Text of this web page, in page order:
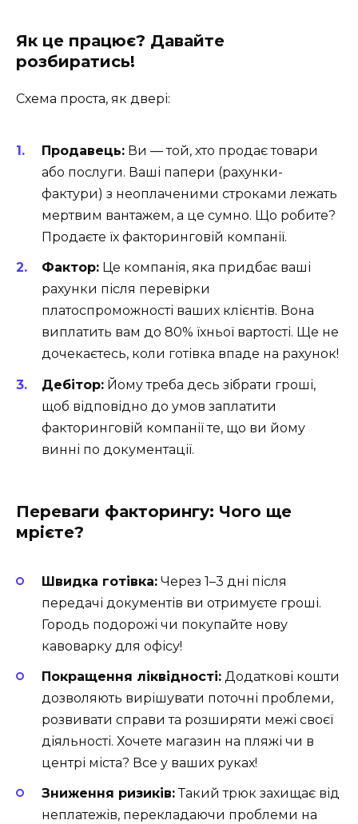
Як це працює? Давайте
розбиратись!
Схема проста, як двері:
Продавець: Ви — той, хто продає товари
або послуги. Ваші папери (рахунки-
фактури) з неоплаченими строками лежать
мертвим вантажем, а це сумно. Що робите?
Продаєте їх факторинговій компанії.
Фактор: Це компанія, яка придбає ваші
рахунки після перевірки
платоспроможності ваших клієнтів. Вона
виплатить вам до 80% їхньої вартості. Ще не
дочекаєтесь, коли готівка впаде на рахунок!
Дебітор: Йому треба десь зібрати гроші,
щоб відповідно до умов заплатити
факторинговій компанії те, що ви йому
винні по документації.
Переваги факторингу: Чого ще
мрієте?
Швидка готівка: Через 1–3 дні після
передачі документів ви отримуєте гроші.
Городь подорожі чи покупайте нову
кавоварку для офісу!
Покращення ліквідності: Додаткові кошти
дозволяють вирішувати поточні проблеми,
розвивати справи та розширяти межі своєї
діяльності. Хочете магазин на пляжі чи в
центрі міста? Все у ваших руках!
Зниження ризиків:Такий трюк захищає від
неплатежів, перекладаючи проблеми на